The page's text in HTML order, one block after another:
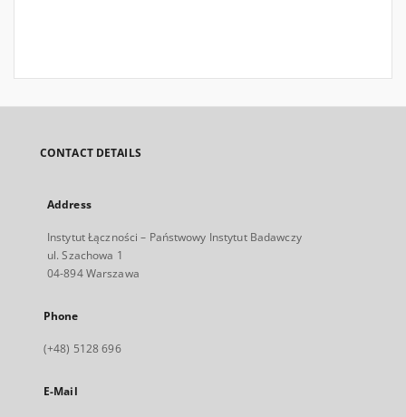
CONTACT DETAILS
Address
Instytut Łączności – Państwowy Instytut Badawczy
ul. Szachowa 1
04-894 Warszawa
Phone
(+48) 5128 696
E-Mail